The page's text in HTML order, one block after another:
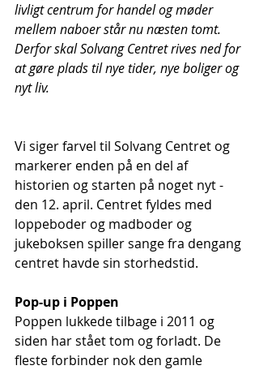
livligt centrum for handel og møder
mellem naboer står nu næsten tomt.
Derfor skal Solvang Centret rives ned for
at gøre plads til nye tider, nye boliger og
nyt liv.
Vi siger farvel til Solvang Centret og
markerer enden på en del af
historien og starten på noget nyt -
den 12. april. Centret fyldes med
loppeboder og madboder og
jukeboksen spiller sange fra dengang
centret havde sin storhedstid.
Pop-up i Poppen
Poppen lukkede tilbage i 2011 og
siden har stået tom og forladt. De
fleste forbinder nok den gamle